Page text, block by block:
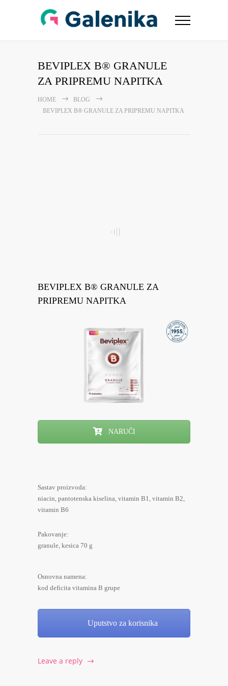
BEVIPLEX B® GRANULE
ZA PRIPREMU NAPITKA
HOME
BLOG
BEVIPLEX B® GRANULE ZA PRIPREMU NAPITKA
BEVIPLEX B® GRANULE ZA
PRIPREMU NAPITKA
NARUČI
Sastav proizvoda:
niacin, pantotenska kiselina, vitamin B1, vitamin B2,
vitamin B6
Pakovanje:
granule, kesica 70 g
Osnovna namena:
kod deficita vitamina B grupe
Uputstvo za korisnika
Leave a reply